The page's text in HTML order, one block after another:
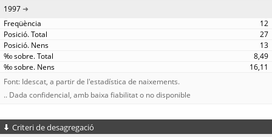
1997
12
27
13
8,49
16,11
Font: Idescat, a partir de l'estadística de naixements.
.. Dada confidencial, amb baixa fiabilitat o no disponible
Criteri de desagregació